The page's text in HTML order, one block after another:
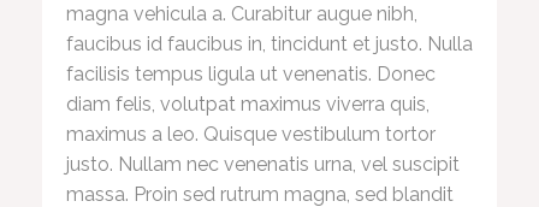
magna vehicula a. Curabitur augue nibh,
faucibus id faucibus in, tincidunt et justo. Nulla
facilisis tempus ligula ut venenatis. Donec
diam felis, volutpat maximus viverra quis,
maximus a leo. Quisque vestibulum tortor
justo. Nullam nec venenatis urna, vel suscipit
massa. Proin sed rutrum magna, sed blandit